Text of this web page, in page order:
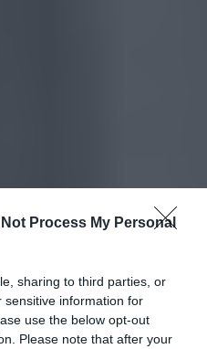
Not Process My Personal
sharing to third parties, or
sensitive information for
use the below opt-out
Please note that after your